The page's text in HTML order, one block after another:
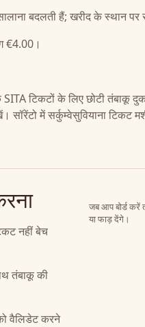
बदलती हैं; खरीद के स्थान पर
€4.00।
SITA टिकटों के लिए छोटी
में सर्कुम्वेसुवियाना टिकट
नहीं बेच
तंबाकू की
वैलिडेट करने
जब आप बोर्ड करें
या फाड़ देंगे।